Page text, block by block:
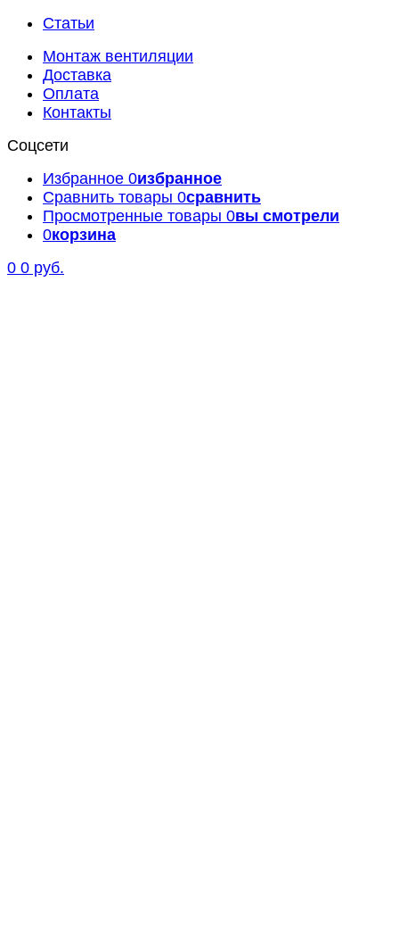
Статьи
Монтаж вентиляции
Доставка
Оплата
Контакты
Соцсети
Избранное 0избранное
Сравнить товары 0сравнить
Просмотренные товары 0вы смотрели
0корзина
0 0 руб.